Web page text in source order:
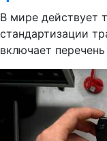
В мире действует
стандартизации
включает перечень